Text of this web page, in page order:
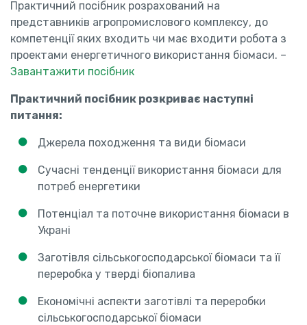
Практичний посібник розрахований на
представників агропромислового комплексу, до
компетенції яких входить чи має входити робота з
проектами енергетичного використання біомаси. –
Завантажити посібник
Практичний посібник розкриває наступні
питання:
Джерела походження та види біомаси
Сучасні тенденції використання біомаси для
потреб енергетики
Потенціал та поточне використання біомаси в
Украні
Заготівля сільськогосподарської біомаси та її
переробка у тверді біопалива
Економічні аспекти заготівлі та переробки
сільськогосподарської біомаси